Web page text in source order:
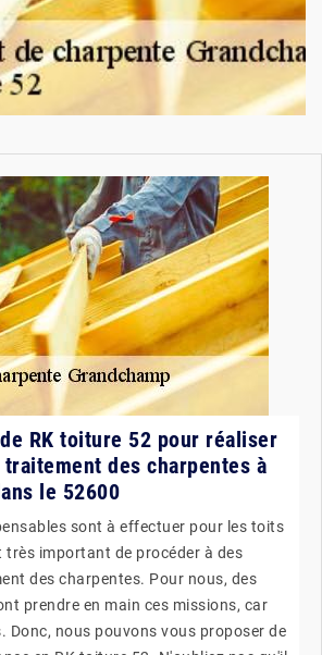
RK toiture 52 pour réaliser
des charpentes à
le 52600
sont à effectuer pour les toits
très important de procéder à des
des charpentes. Pour nous, des
prendre en main ces missions, car
Donc, nous pouvons vous proposer de